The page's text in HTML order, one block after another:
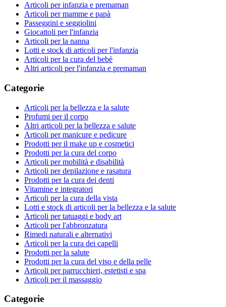
Articoli per infanzia e premaman
Articoli per mamme e papà
Passeggini e seggiolini
Giocattoli per l'infanzia
Articoli per la nanna
Lotti e stock di articoli per l'infanzia
Articoli per la cura del bebè
Altri articoli per l'infanzia e premaman
Categorie
Articoli per la bellezza e la salute
Profumi per il corpo
Altri articoli per la bellezza e salute
Articoli per manicure e pedicure
Prodotti per il make up e cosmetici
Prodotti per la cura del corpo
Articoli per mobilità e disabilità
Articoli per depilazione e rasatura
Prodotti per la cura dei denti
Vitamine e integratori
Articoli per la cura della vista
Lotti e stock di articoli per la bellezza e la salute
Articoli per tatuaggi e body art
Articoli per l'abbronzatura
Rimedi naturali e alternativi
Articoli per la cura dei capelli
Prodotti per la salute
Prodotti per la cura del viso e della pelle
Articoli per parrucchieri, estetisti e spa
Articoli per il massaggio
Categorie